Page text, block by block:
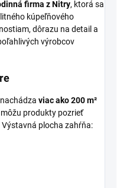
firma z Nitry, ktorá sa
kúpeľňového
dôrazu na detail a
výrobcov
viac ako 200 m²
môžu produkty pozrieť
plocha zahŕňa: